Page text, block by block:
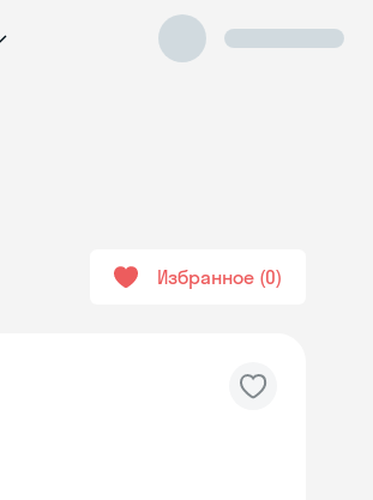
Избранное 0